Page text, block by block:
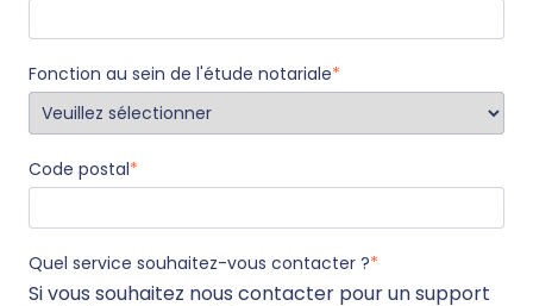
Fonction au sein de l'étude notariale*
Code postal*
Quel service souhaitez-vous contacter ?*
Si vous souhaitez nous contacter pour un support